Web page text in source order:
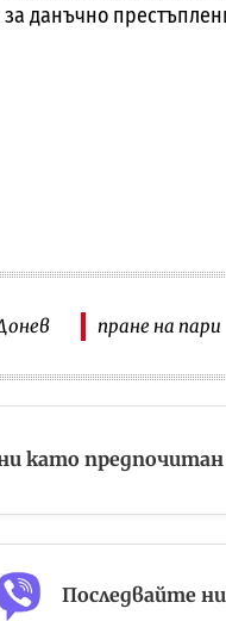
данъчно
пране на пари
като
Последвайте